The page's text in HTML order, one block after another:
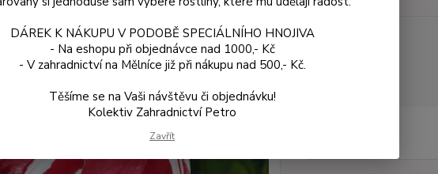
DÁREK K NÁKUPU V PODOBĚ SPECIÁLNÍHO HNOJIVA
- Na eshopu při objednávce nad 1000,- Kč
- V zahradnictví na Mělníce již při nákupu nad 500,- Kč.
Těšíme se na Vaši návštěvu či objednávku!
Kolektiv Zahradnictví Petro
Zavřít